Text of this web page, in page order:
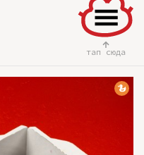
тап сюда